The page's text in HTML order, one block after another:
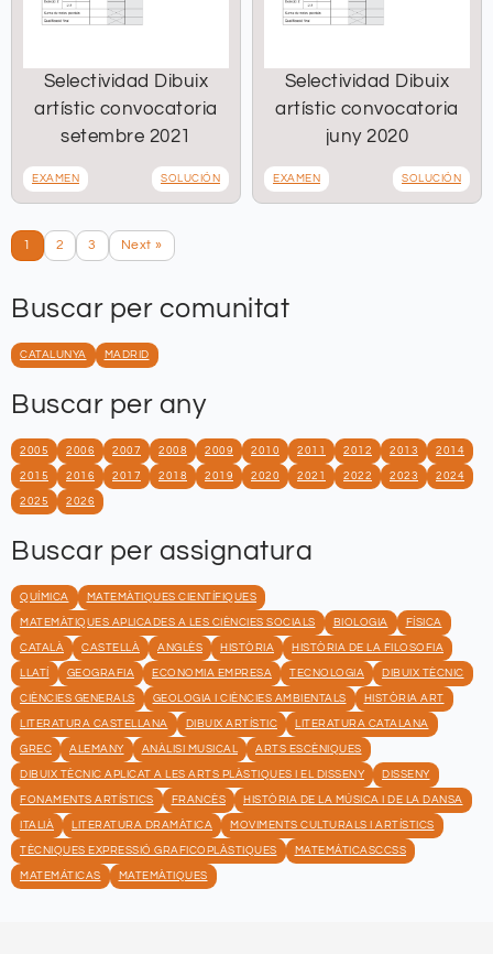
Selectividad Dibuix
artístic convocatoria
setembre 2021
EXAMEN SOLUCIÓN
Selectividad Dibuix
artístic convocatoria
juny 2020
EXAMEN SOLUCIÓN
1 2 3 Next »
Buscar per comunitat
CATALUNYA MADRID
Buscar per any
2005 2006 2007 2008 2009 2010 2011 2012 2013 2014
2015 2016 2017 2018 2019 2020 2021 2022 2023 2024
2025 2026
Buscar per assignatura
QUÍMICA MATEMÀTIQUES CIENTÍFIQUES
MATEMÀTIQUES APLICADES A LES CIÈNCIES SOCIALS BIOLOGIA FÍSICA
CATALÀ CASTELLÀ ANGLÈS HISTÒRIA HISTÒRIA DE LA FILOSOFIA
LLATÍ GEOGRAFIA ECONOMIA EMPRESA TECNOLOGIA DIBUIX TÈCNIC
CIÈNCIES GENERALS GEOLOGIA I CIÈNCIES AMBIENTALS HISTÒRIA ART
LITERATURA CASTELLANA DIBUIX ARTÍSTIC LITERATURA CATALANA
GREC ALEMANY ANÀLISI MUSICAL ARTS ESCÈNIQUES
DIBUIX TÈCNIC APLICAT A LES ARTS PLÀSTIQUES I EL DISSENY DISSENY
FONAMENTS ARTÍSTICS FRANCÈS HISTÒRIA DE LA MÚSICA I DE LA DANSA
ITALIÀ LITERATURA DRAMÀTICA MOVIMENTS CULTURALS I ARTÍSTICS
TÈCNIQUES EXPRESSIÓ GRAFICOPLÀSTIQUES MATEMÁTICASCCSS
MATEMÁTICAS MATEMÀTIQUES